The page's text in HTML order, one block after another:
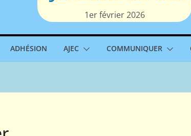
1er février 2026
ADHÉSION AJEC COMMUNIQUER